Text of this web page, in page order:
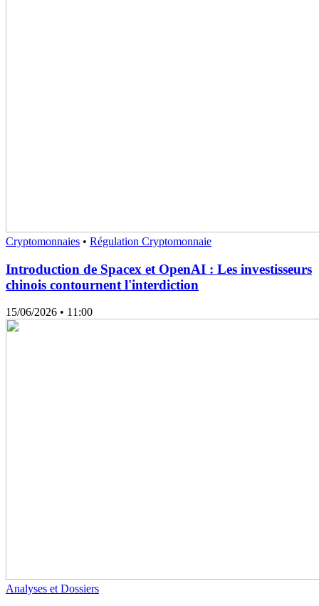
Cryptomonnaies • Régulation Cryptomonnaie
Introduction de Spacex et OpenAI : Les investisseurs
chinois contournent l'interdiction
15/06/2026 • 11:00
Analyses et Dossiers